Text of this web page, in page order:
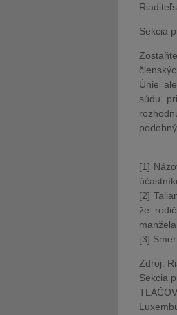
Sekcia
Únie
súdu
[1]
[2]
že
[3]
Zdroj:
Sekcia